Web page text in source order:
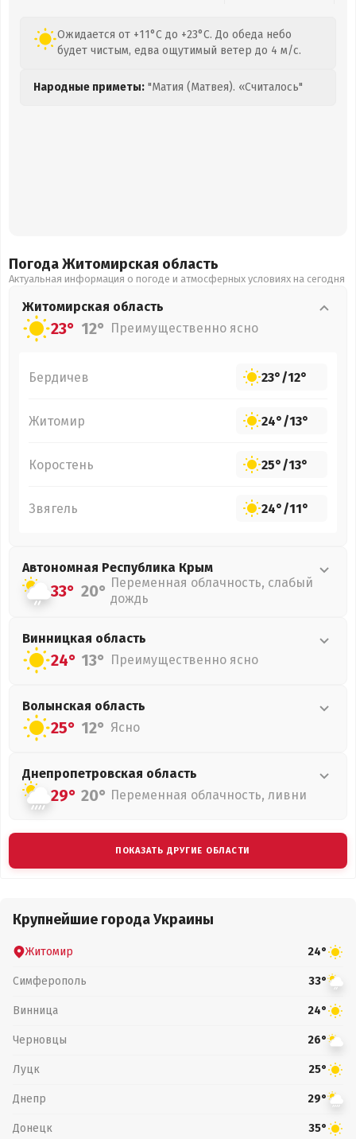
Ожидается от +11°C до +23°C. До обеда небо
будет чистым, едва ощутимый ветер до 4 м/с.
Народные приметы: "Матия (Матвея). «Считалось"
Погода Житомирская область
Актуальная информация о погоде и атмосферных условиях на сегодня
Житомирская область
23° 12° Преимущественно ясно
Бердичев 23°/12°
Житомир 24°/13°
Коростень 25°/13°
Звягель 24°/11°
Автономная Республика Крым
33° 20° Переменная облачность, слабый
дождь
Винницкая область
24° 13° Преимущественно ясно
Волынская область
25° 12° Ясно
Днепропетровская область
29° 20° Переменная облачность, ливни
ПОКАЗАТЬ ДРУГИЕ ОБЛАСТИ
Крупнейшие города Украины
Житомир 24°
Симферополь 33°
Винница 24°
Черновцы 26°
Луцк 25°
Днепр 29°
Донецк 35°